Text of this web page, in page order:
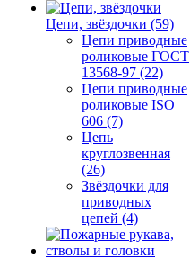
Цепи, звёздочки (59)
Цепи приводные
роликовые ГОСТ
13568-97 (22)
Цепи приводные
роликовые ISO
606 (7)
Цепь
круглозвенная
(26)
Звёздочки для
приводных
цепей (4)